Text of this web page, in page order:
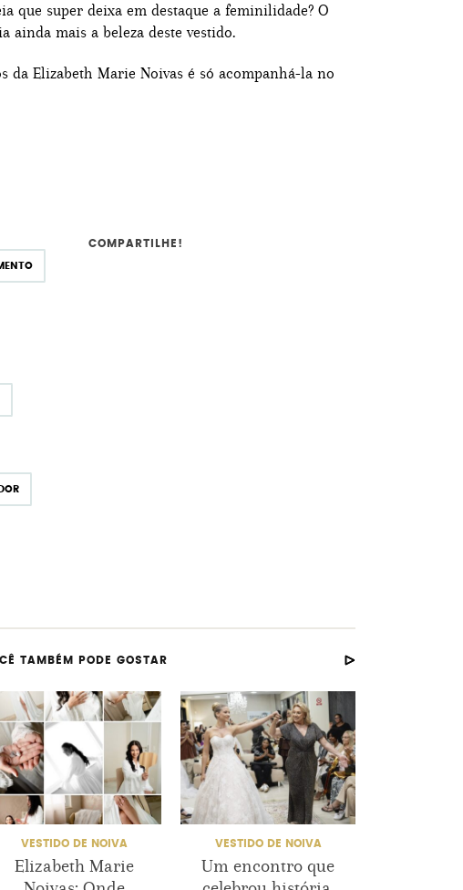
que super deixa em destaque a feminilidade? O
ainda mais a beleza deste vestido.
da Elizabeth Marie Noivas é só acompanhá-la no
COMPARTILHE!
TAMBÉM PODE GOSTAR
VESTIDO DE NOIVA
Elizabeth Marie
VESTIDO DE NOIVA
Um encontro que